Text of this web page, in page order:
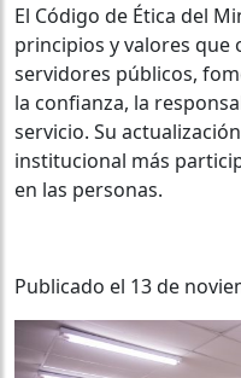
El Código de Ética del
principios y valores que
servidores públicos,
la confianza, la
servicio. Su
institucional más
en las personas.
Publicado el 13 de